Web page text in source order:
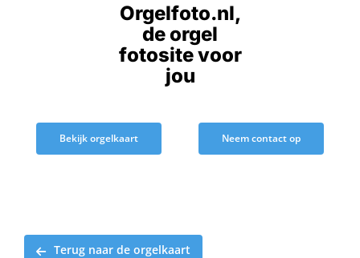
Orgelfoto.nl,
de orgel
fotosite voor
jou
Bekijk orgelkaart Neem contact op
Terug naar de orgelkaart